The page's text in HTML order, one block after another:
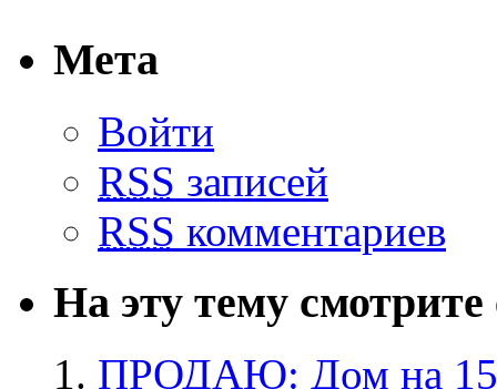
Мета
Войти
RSS записей
RSS комментариев
На эту тему
ПРОДАЮ: Дом на 15